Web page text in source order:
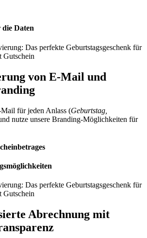
Daten
von E-Mail und
für jeden Anlass (Geburtstag,
nutze unsere Branding-Möglichkeiten für
Abrechnung mit